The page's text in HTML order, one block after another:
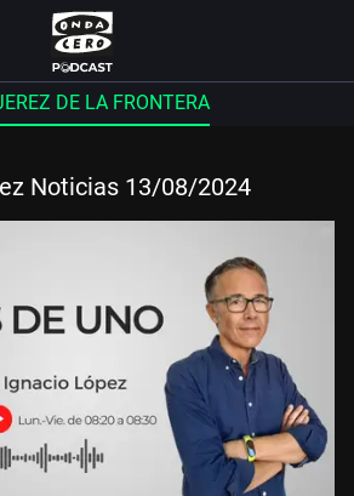
DE LA FRONTERA
Noticias 13/08/2024